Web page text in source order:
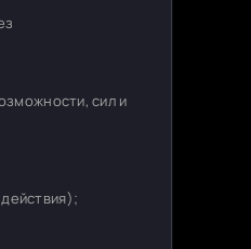
сил и